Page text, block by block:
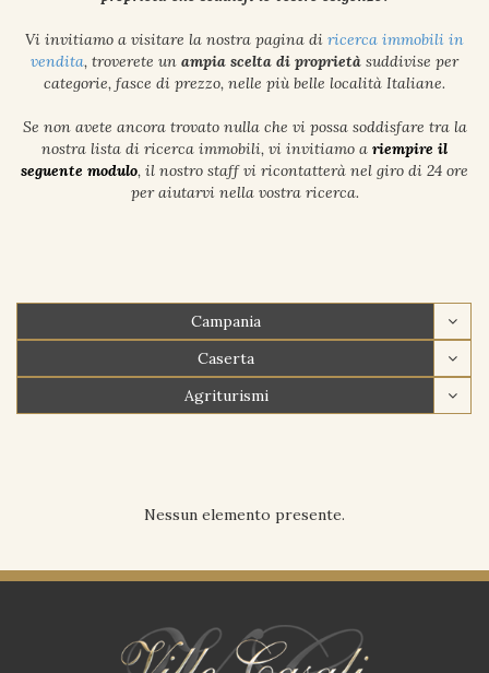
Vi invitiamo a visitare la nostra pagina di ricerca immobili in
vendita, troverete un ampia scelta di proprietà suddivise per
categorie, fasce di prezzo, nelle più belle località Italiane.
Se non avete ancora trovato nulla che vi possa soddisfare tra la
nostra lista di ricerca immobili, vi invitiamo a riempire il
seguente modulo, il nostro staff vi ricontatterà nel giro di 24 ore
per aiutarvi nella vostra ricerca.
Campania
Caserta
Agriturismi
Nessun elemento presente.